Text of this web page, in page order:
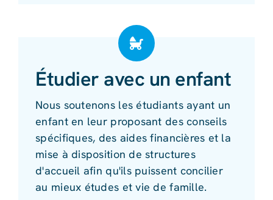
Étudier avec un enfant
Nous soutenons les étudiants ayant un
enfant en leur proposant des conseils
spécifiques, des aides financières et la
mise à disposition de structures
d'accueil afin qu'ils puissent concilier
au mieux études et vie de famille.